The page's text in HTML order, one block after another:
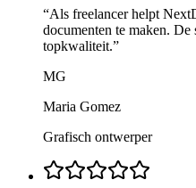
“Als freelancer helpt
documenten te maken.
topkwaliteit.”
MG
Maria Gomez
Grafisch ontwerper